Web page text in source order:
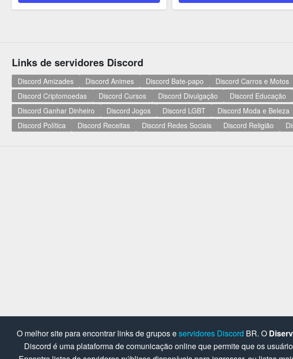
Links de servidores Discord
Discord Amizades Discord Animes Discord Bate-papo Discord Carros e Motos
Discord Criptomoedas
Discord Cursos Discord Divulgação Discord Educação
Discord Ganhar Dinheiro
Discord Jogos Discord LGBT Discord Moda e Beleza
Discord Política
Discord Receitas Discord Redes Sociais Discord Religião
O melhor site para encontrar links de grupos eservidores Discord BR. O
Discord é uma plataforma de comunicação online que permite que os